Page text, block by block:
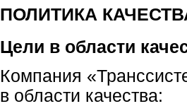
ПОЛИТИКА
Цели в области
Компания
в области качества: